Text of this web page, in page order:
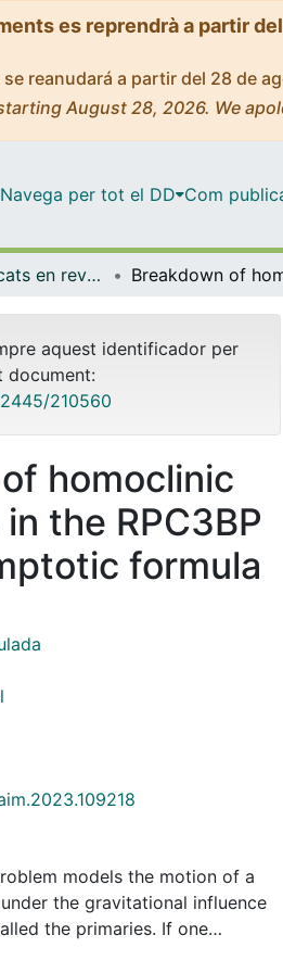
es reprendrà a partir
reanudará a partir del 28 de
August 28, 2026. We
Navega per tot el DD Com
Articles publicats en revistes (Matemàtiques i Informàtica)
aquest identificador per
document:
210560
homoclinic
the RPC3BP
formula
models the motion of a
the gravitational influence
the primaries. If one
perform circular motions and